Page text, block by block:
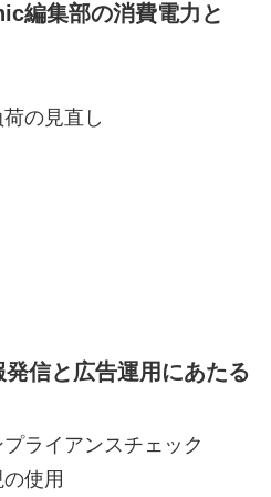
編集部の消費電力と
の見直し
信と広告運用にあたる
ライアンスチェック
使用